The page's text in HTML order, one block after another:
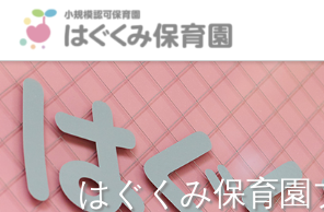
はぐくみ保育園